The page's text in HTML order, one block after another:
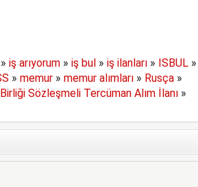
» iş arıyorum» iş bul» iş ilanları» ISBUL»
» memur» memur alımları» Rusça»
Sözleşmeli Tercüman Alım İlanı»